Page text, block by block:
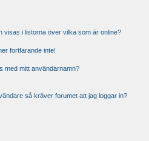
visas i listorna över vilka som är online?
fortfarande inte!
med mitt användarnamn?
så kräver forumet att jag loggar in?